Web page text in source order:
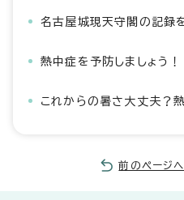
名古屋城現天守閣の記録
熱中症を予防しましょう！
これからの暑さ大丈夫？
前のページ